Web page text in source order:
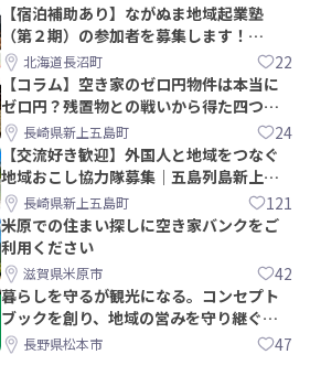
【宿泊補助あり】ながぬま地域起業塾
（第２期）の参加者を募集します！
【8/21〆】
北海道長沼町 22
【コラム】空き家のゼロ円物件は本当に
ゼロ円？残置物との戦いから得た四つの
教訓｜新上五島町
長崎県新上五島町 24
【交流好き歓迎】外国人と地域をつなぐ
地域おこし協力隊募集｜五島列島新上五
島町長崎県新上五島町 121
米原での住まい探しに空き家バンクをご
利用ください
滋賀県米原市 42
暮らしを守るが観光になる。コンセプト
ブックを創り、地域の営みを守り継ぐ仲
間を集めませんか？
長野県松本市 47